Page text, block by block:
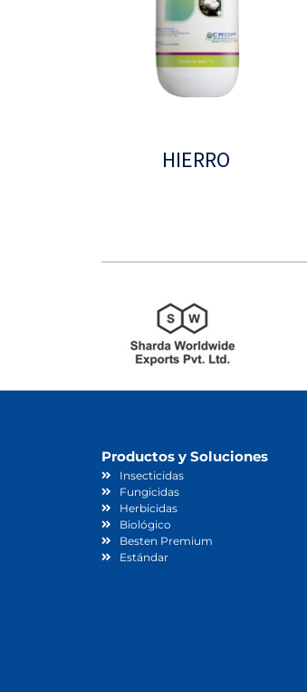
HIERRO
Productos y Soluciones
Insecticidas
Fungicidas
Herbicidas
Biológico
Besten Premium
Estándar